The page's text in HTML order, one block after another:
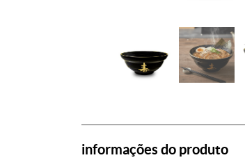
informações do produto